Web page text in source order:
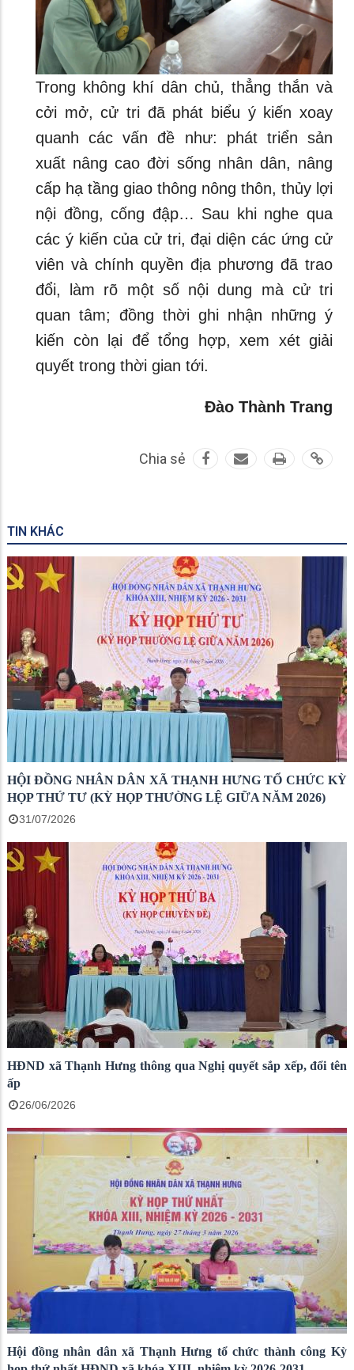
Trong không khí dân chủ, thẳng thắn và
cởi mở, cử tri đã phát biểu ý kiến xoay
quanh các vấn đề như: phát triển sản
xuất nâng cao đời sống nhân dân, nâng
cấp hạ tầng giao thông nông thôn, thủy lợi
nội đồng, cống đập… Sau khi nghe qua
các ý kiến của cử tri, đại diện các ứng cử
viên và chính quyền địa phương đã trao
đổi, làm rõ một số nội dung mà cử tri
quan tâm; đồng thời ghi nhận những ý
kiến còn lại để tổng hợp, xem xét giải
quyết trong thời gian tới.
Đào Thành Trang
Chia sẻ
TIN KHÁC
HỘI ĐỒNG NHÂN DÂN XÃ THẠNH HƯNG TỔ CHỨC KỲ
HỌP THỨ TƯ (KỲ HỌP THƯỜNG LỆ GIỮA NĂM 2026)
31/07/2026
HĐND xã Thạnh Hưng thông qua Nghị quyết sắp xếp, đổi tên
ấp
26/06/2026
Hội đồng nhân dân xã Thạnh Hưng tổ chức thành công Kỳ